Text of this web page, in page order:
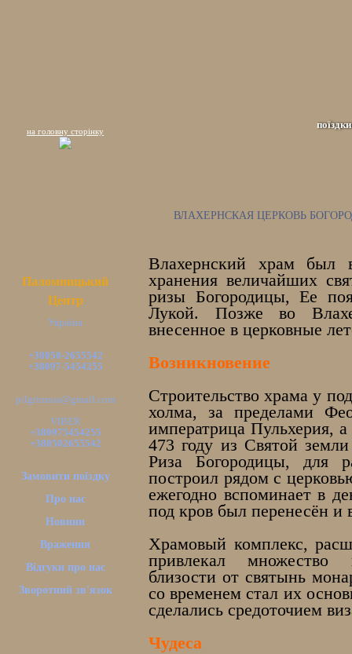
поїздки
на головну сторінку
Паломницький
Центр
Україна
+38050-2655542
+38097-5454255
pilgrimsua@gmail.com
VIBER
+380975454255
+380502655542
Замовити поїздку
Про нас
Новини
Враження
Відгуки про нас
Зворотний зв'язок
ВЛАХЕРНСКАЯ ЦЕРКОВЬ
Влахернский храм был
хранения величайших
ризы Богородицы, Ее
Лукой. Позже во
внесенное в церковные
Возникновение
Строительство храма у
холма, за пределами
императрица Пульхерия,
473 году из Святой
Риза Богородицы, для
построил рядом с
ежегодно вспоминает в
под кров был перенесён и
Храмовый комплекс,
привлекал множество
близости от святынь
со временем стал их
сделались средоточием
Чудеса